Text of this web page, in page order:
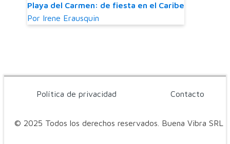
Playa del Carmen: de fiesta en el Caribe
Por Irene Erausquin
© 2025 Todos los derechos reservados. Buena Vibra SRL
Política de privacidad Contacto